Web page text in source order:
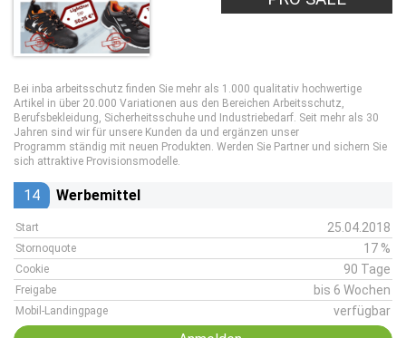
Bei inba arbeitsschutz finden Sie mehr als 1.000 qualitativ hochwertige
Artikel in über 20.000 Variationen aus den Bereichen Arbeitsschutz,
Berufsbekleidung, Sicherheitsschuhe und Industriebedarf. Seit mehr als 30
Jahren sind wir für unsere Kunden da und ergänzen unser
Programm ständig mit neuen Produkten. Werden Sie Partner und sichern Sie
sich attraktive Provisionsmodelle.
14 Werbemittel
Start 25.04.2018
Stornoquote 17 %
Cookie 90 Tage
Freigabe bis 6 Wochen
Mobil-Landingpage verfügbar